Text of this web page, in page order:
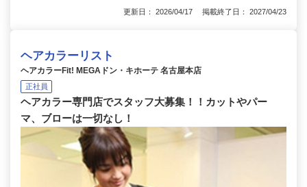
更新日： 2026/04/17 掲載終了日： 2027/04/23
ヘアカラーリスト
ヘアカラーFit! MEGAドン・キホーテ 名古屋本店
正社員
ヘアカラー専門店でスタッフ大募集！！カットやパー
マ、ブローは一切なし！